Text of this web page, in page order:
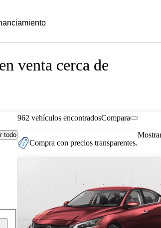
venta cerca de
todo
962 vehículos encontradosCompara
Compra con precios transparentes.